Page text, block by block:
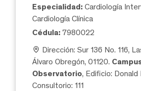
Especialidad: Cardiología
Cardiología Clínica
Cédula: 7980022
Dirección: Sur 136 No. 116,
Álvaro Obregón, 01120.
Observatorio, Edificio: Donald
Consultorio: 111